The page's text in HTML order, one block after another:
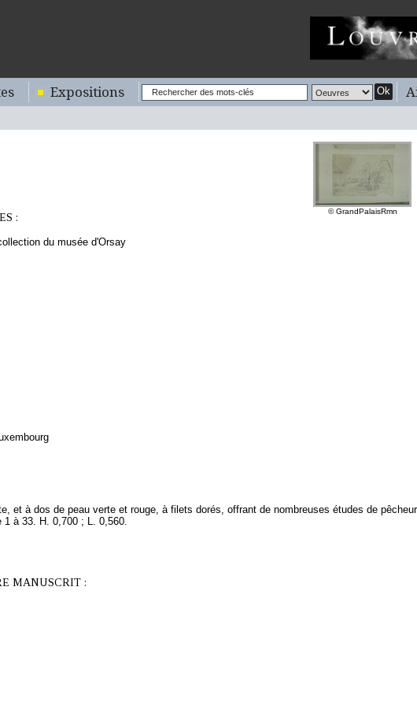
Expositions Ok
© GrandPalaisRmn
:
du musée d'Orsay
et à dos de peau verte et rouge, à filets dorés, offrant de nombreuses études de
1 à 33. H. 0,700 ; L. 0,560.
MANUSCRIT :